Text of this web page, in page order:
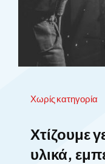
Χωρίς κατηγορία
Χτίζουμε
υλικά,